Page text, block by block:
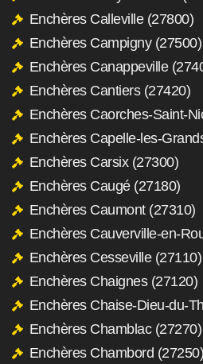
Enchères Calleville (27800)
Enchères Campigny (27500)
Enchères Canappeville
Enchères Cantiers (27420)
Enchères Caorches-Saint-
Enchères Capelle-les-
Enchères Carsix (27300)
Enchères Caugé (27180)
Enchères Caumont (27310)
Enchères Cauverville-en-
Enchères Cesseville (27110)
Enchères Chaignes (27120)
Enchères Chaise-Dieu-du-
Enchères Chamblac (27270)
Enchères Chambord (27250)